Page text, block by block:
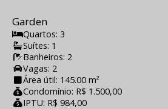
Garden
Quartos: 3
Suítes: 1
Banheiros: 2
Vagas: 2
Área útil: 145.00 m²
Condomínio: R$ 1.500,00
IPTU: R$ 984,00